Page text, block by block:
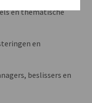
en thematische
en
beslissers en